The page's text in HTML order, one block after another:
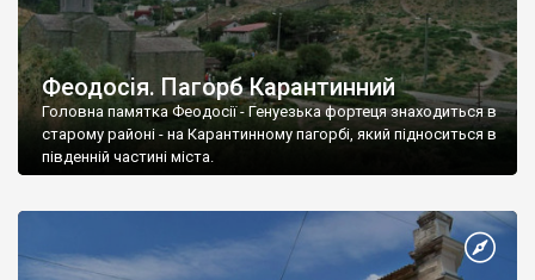
Феодосія. Пагорб Карантинний
Головна памятка Феодосії - Генуезька фортеця знаходиться в
старому районі - на Карантинному пагорбі, який підноситься в
південній частині міста.